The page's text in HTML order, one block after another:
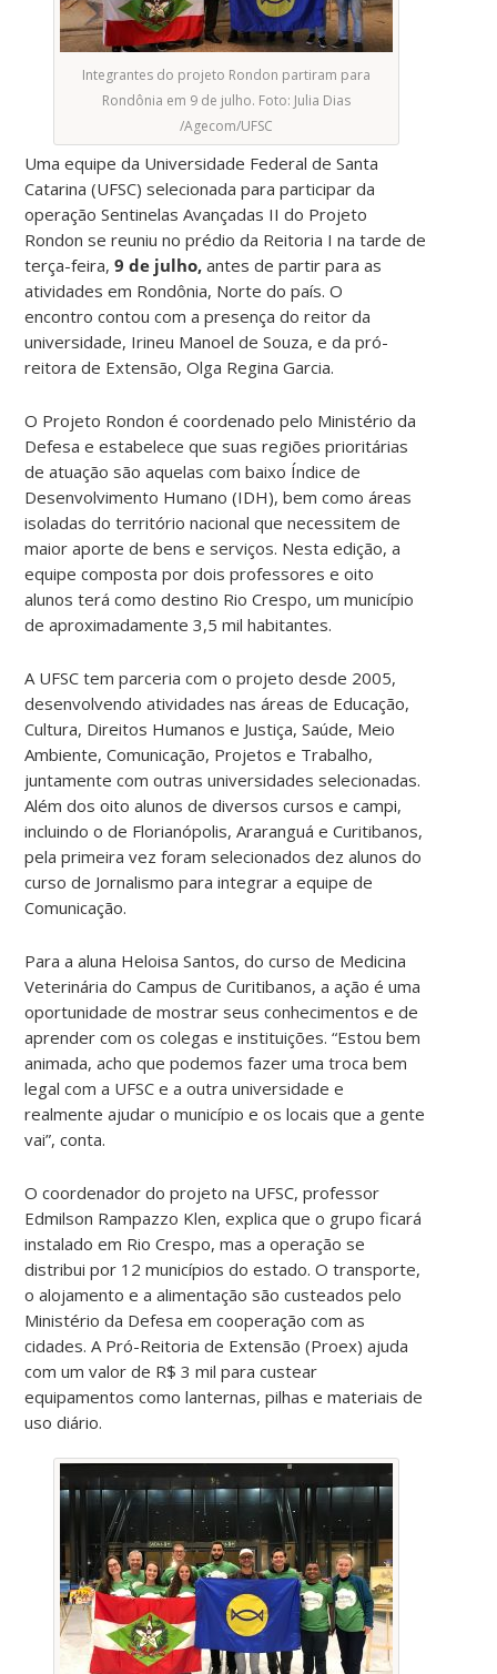
Integrantes do projeto Rondon partiram para
Rondônia em 9 de julho. Foto: Julia Dias
/Agecom/UFSC
Uma equipe da Universidade Federal de Santa
Catarina (UFSC) selecionada para participar da
operação Sentinelas Avançadas II do Projeto
Rondon se reuniu no prédio da Reitoria I na tarde de
terça-feira,9 de julho,antes de partir para as
atividades em Rondônia, Norte do país. O
encontrocontou com a presença do reitor da
universidade, Irineu Manoel de Souza, e da pró-
reitora de Extensão, Olga Regina Garcia.
O Projeto Rondoné coordenado pelo Ministério da
Defesa e estabelece que suas regiões prioritárias
de atuação são aquelas com baixo Índice de
Desenvolvimento Humano (IDH), bem como áreas
isoladas do território nacional que necessitem de
maior aporte de bens e serviços. Nesta edição, a
equipe composta por dois professores e oito
alunos terá como destino Rio Crespo, um município
de aproximadamente 3,5 mil habitantes.
A UFSC tem parceria com o projeto desde 2005,
desenvolvendo atividades nas áreas de Educação,
Cultura, Direitos Humanos e Justiça, Saúde, Meio
Ambiente, Comunicação, Projetos e Trabalho,
juntamente com outras universidades selecionadas.
Além dos oito alunos de diversos cursos e campi,
incluindo o de Florianópolis, Araranguá e Curitibanos,
pela primeira vez foram selecionados dez alunos do
curso de Jornalismo para integrar a equipe de
Comunicação.
Para a aluna Heloisa Santos, do curso de Medicina
Veterinária do Campus de Curitibanos, a ação é uma
oportunidade de mostrar seus conhecimentos e de
aprender com os colegas e instituições. “Estou bem
animada, acho que podemos fazer uma troca bem
legal com a UFSC e a outra universidade e
realmente ajudar o município e os locais que a gente
vai”, conta.
O coordenador do projeto na UFSC, professor
Edmilson Rampazzo Klen, explica que o grupo ficará
instalado em Rio Crespo, mas a operação se
distribui por 12 municípios do estado. O transporte,
o alojamento e a alimentação são custeados pelo
Ministério da Defesa em cooperação com as
cidades. A Pró-Reitoria de Extensão (Proex) ajuda
com um valor de R$ 3 mil para custear
equipamentos como lanternas, pilhas e materiais de
uso diário.